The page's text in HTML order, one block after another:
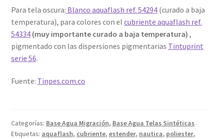
Para tela oscura: Blanco aquaflash ref. 54294(curado a baja
temperatura), para colores con el cubriente aquaflash ref.
54334 (muy importante curado a baja temperatura) ,
pigmentado con las dispersiones pigmentarias Tintuprint
serie 56.
Fuente: Tinpes.com.co
Categorías: Base Agua Migración, Base Agua Telas Sintéticas
Etiquetas: aquaflash, cubriente, estender, nautica, poliester,